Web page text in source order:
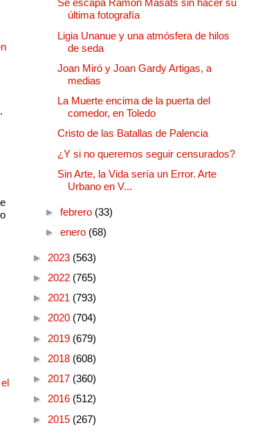
Se escapa Ramón Masats sin hacer su
última fotografía
Ligia Unanue y una atmósfera de hilos
de seda
Joan Miró y Joan Gardy Artigas, a
medias
La Muerte encima de la puerta del
comedor, en Toledo
Cristo de las Batallas de Palencia
¿Y si no queremos seguir censurados?
Sin Arte, la Vida sería un Error. Arte
Urbano en V...
► febrero (33)
► enero (68)
► 2023 (563)
► 2022 (765)
► 2021 (793)
► 2020 (704)
► 2019 (679)
► 2018 (608)
► 2017 (360)
► 2016 (512)
► 2015 (267)